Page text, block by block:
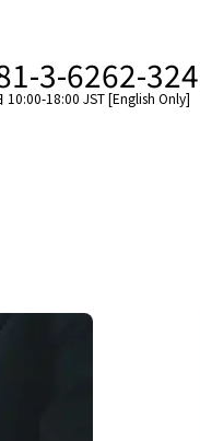
3-6262-
10:00-18:00 JST [English Only]